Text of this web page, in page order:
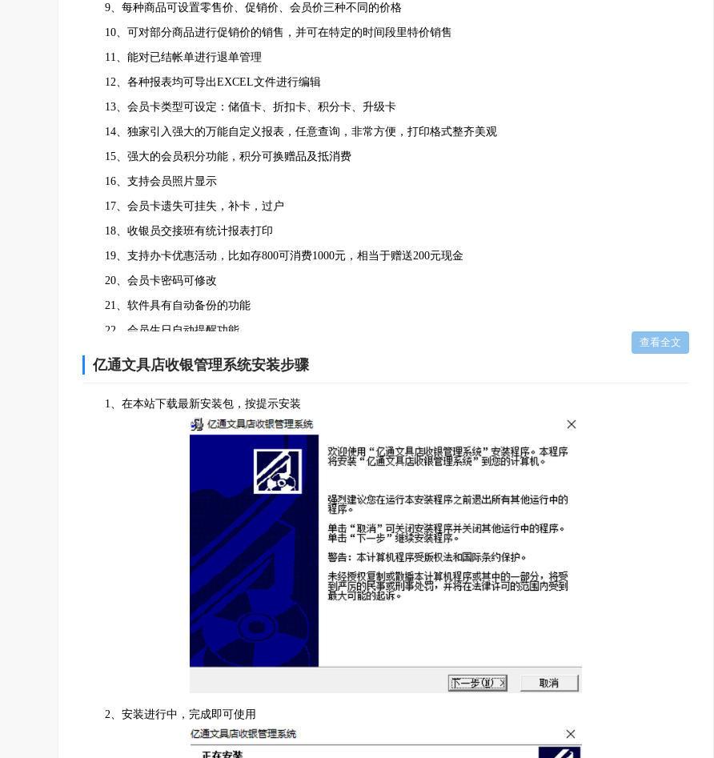
9、每种商品可设置零售价、促销价、会员价三种不同的价格
10、可对部分商品进行促销价的销售，并可在特定的时间段里特价销售
11、能对已结帐单进行退单管理
12、各种报表均可导出EXCEL文件进行编辑
13、会员卡类型可设定：储值卡、折扣卡、积分卡、升级卡
14、独家引入强大的万能自定义报表，任意查询，非常方便，打印格式整齐美观
15、强大的会员积分功能，积分可换赠品及抵消费
16、支持会员照片显示
17、会员卡遗失可挂失，补卡，过户
18、收银员交接班有统计报表打印
19、支持办卡优惠活动，比如存800可消费1000元，相当于赠送200元现金
20、会员卡密码可修改
21、软件具有自动备份的功能
22、会员生日自动提醒功能
23、快捷键弹出/隐藏收银界面 ，从而不影响操作电脑做其它事情
25、会员档案，历史消费，存款等记录永存于电脑
26、商品库存不足时自动报警
27、可设定最低消费功能，消费金额不足时提示续充值
29、商品按类别统计销售额，可以自动统计销售排行榜
30、会员卡按消费金额的累加而自动升级以享受更多优惠，实现人性化管理
查看全文
亿通文具店收银管理系统安装步骤
1、在本站下载最新安装包，按提示安装
2、安装进行中，完成即可使用